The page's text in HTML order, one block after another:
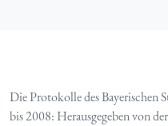
Die Protokolle des Bayerischen
bis 2008: Herausgegeben von